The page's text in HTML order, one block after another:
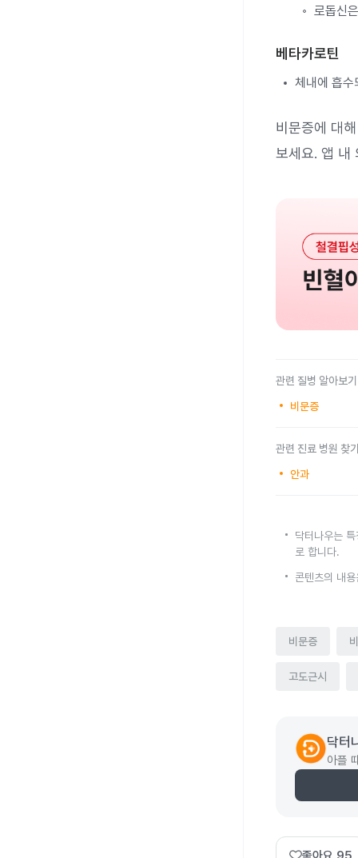
로돕신
베타카로틴
체내에 흡수
비문증에 대
보세요. 앱 내
관련 질병 알아보기
비문증
관련 진료 병원 찾
안과
닥터나우는
로 합니다.
콘텐츠의 내
비문증
고도근시
닥터
아플